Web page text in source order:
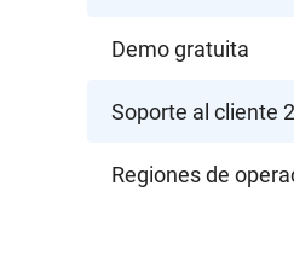
Demo gratuita
Soporte al cliente
Regiones de